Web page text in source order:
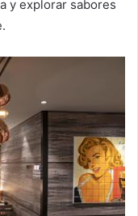
y explorar sabores